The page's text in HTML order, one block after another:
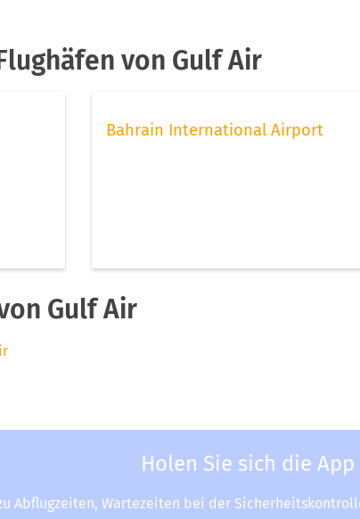
von Gulf Air
Bahrain International Airport
Gulf Air
Holen Sie sich die App
Abflugzeiten, Wartezeiten bei der